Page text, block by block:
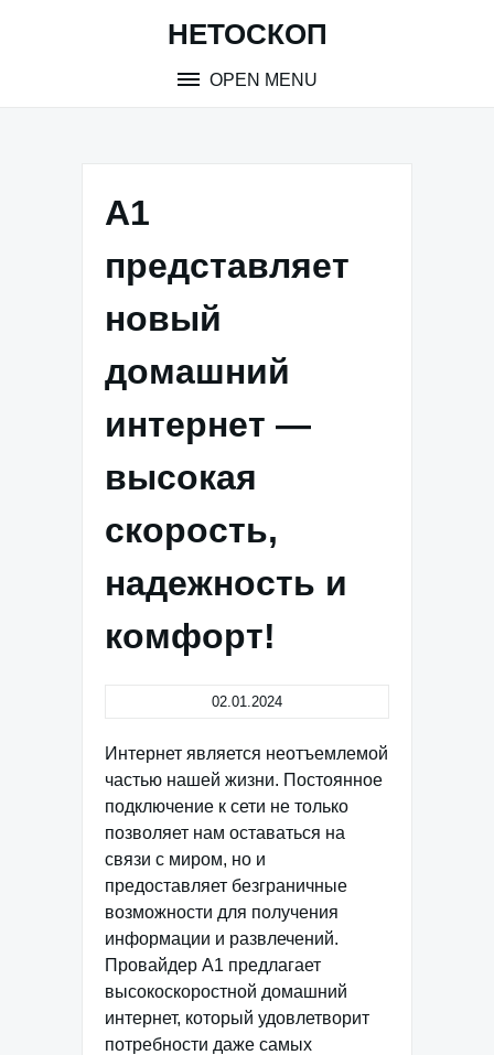
НЕТОСКОП
OPEN MENU
А1
представляет
новый
домашний
интернет —
высокая
скорость,
надежность и
комфорт!
02.01.2024
Интернет является неотъемлемой
частью нашей жизни. Постоянное
подключение к сети не только
позволяет нам оставаться на
связи с миром, но и
предоставляет безграничные
возможности для получения
информации и развлечений.
Провайдер А1 предлагает
высокоскоростной домашний
интернет, который удовлетворит
потребности даже самых